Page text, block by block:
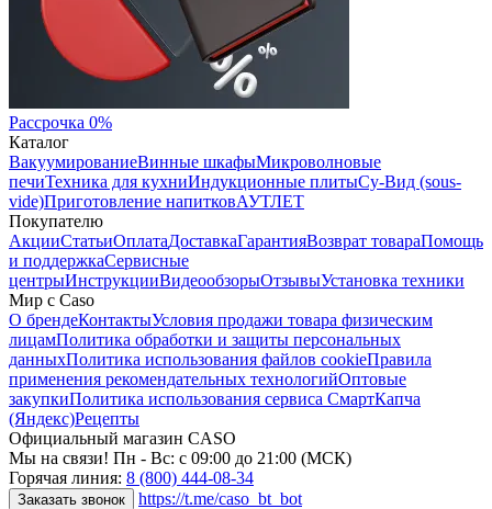
Рассрочка 0%
Каталог
ВакуумированиеВинные шкафыМикроволновые
печиТехника для кухниИндукционные плитыСу-Вид (sous-
vide)Приготовление напитковАУТЛЕТ
Покупателю
АкцииСтатьиОплатаДоставкаГарантияВозврат товараПомощь
и поддержкаСервисные
центрыИнструкцииВидеообзорыОтзывыУстановка техники
Мир с Caso
О брендеКонтактыУсловия продажи товара физическим
лицамПолитика обработки и защиты персональных
данныхПолитика использования файлов cookieПравила
применения рекомендательных технологийОптовые
закупкиПолитика использования сервиса СмартКапча
(Яндекс)Рецепты
Официальный магазин CASO
Мы на связи! Пн - Вс: с 09:00 до 21:00 (МСК)
Горячая линия: 8 (800) 444-08-34
Заказать звонок https://t.me/caso_bt_bot